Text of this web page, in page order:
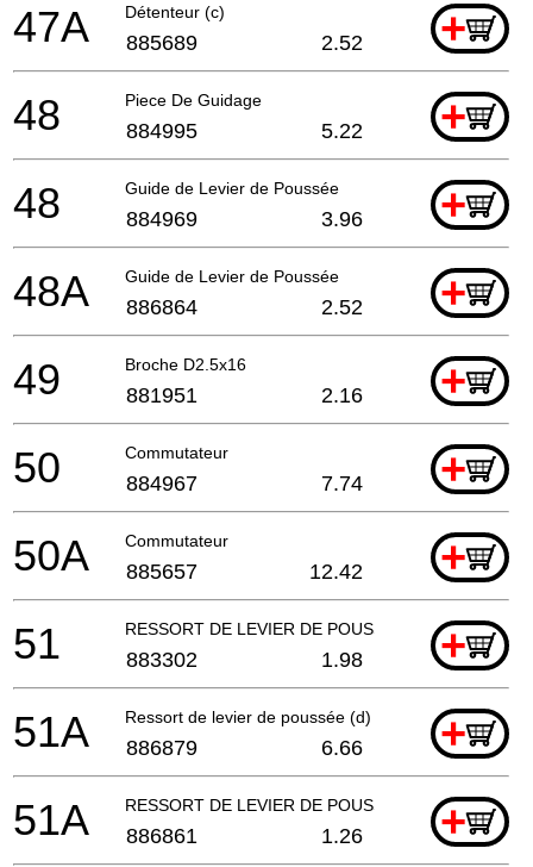
Détenteur (c) +
47A 885689 2.52
Piece De Guidage +
48 884995 5.22
Guide de Levier de Poussée +
48 884969 3.96
Guide de Levier de Poussée +
48A 886864 2.52
Broche D2.5x16 +
49 881951 2.16
Commutateur +
50 884967 7.74
Commutateur +
50A 885657 12.42
RESSORT DE LEVIER DE POUSSÉE (B) +
51 883302 1.98
Ressort de levier de poussée (d) +
51A 886879 6.66
RESSORT DE LEVIER DE POUSSÉE (B) +
51A 886861 1.26